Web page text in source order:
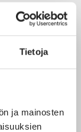
Tietoja
ja mainosten
erilaisia
tuotanto